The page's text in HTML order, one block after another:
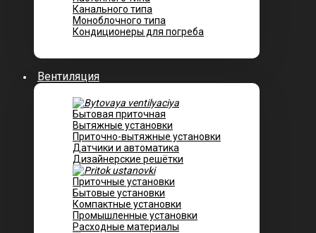
Канального типа
Моноблочного типа
Кондиционеры для погреба
Вентиляция
Бытовая приточная
Вытяжные установки
Приточно-вытяжные установки
Датчики и автоматика
Дизайнерские решётки
Приточные установки
Бытовые установки
Компактные установки
Промышленные установки
Расходные материалы